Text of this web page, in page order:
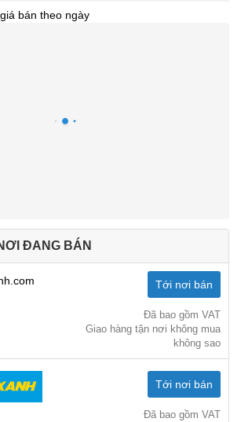
bán theo ngày
ĐANG BÁN
Tới nơi bán
Đã bao gồm VAT
Giao hàng tận nơi không mua
không sao
Tới nơi bán
Đã bao gồm VAT